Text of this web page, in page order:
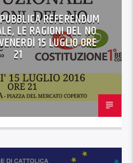
REFERENDUM
LE RAGIONI DEL NO
15 LUGLIO ORE
21